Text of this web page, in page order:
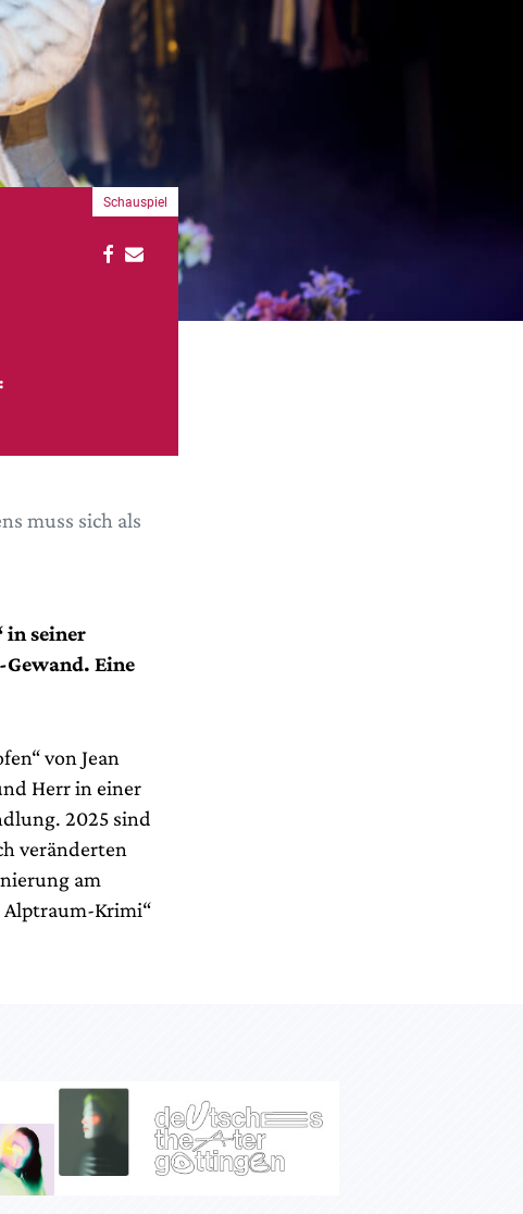
Schauspiel
muss sich als
in seiner
Eine
von Jean
Herr in einer
2025 sind
veränderten
am
Alptraum-Krimi“